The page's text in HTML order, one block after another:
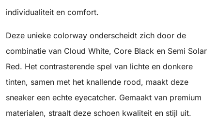
individualiteit en comfort.
Deze unieke colorway onderscheidt zich door de
combinatie van Cloud White, Core Black en Semi Solar
Red. Het contrasterende spel van lichte en donkere
tinten, samen met het knallende rood, maakt deze
sneaker een echte eyecatcher. Gemaakt van premium
materialen, straalt deze schoen kwaliteit en stijl uit.